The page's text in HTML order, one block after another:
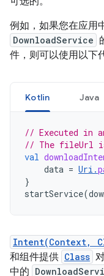
例如，如果您在应用
DownloadService
件，则可以使用以下
Kotlin Java
// Executed
// The fileUrl is
val
data = Uri .
}
startService(
Intent(Context,
和组件提供 Class
中的